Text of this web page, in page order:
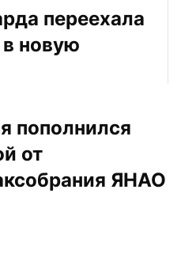
переехала
новую
пополнился
от
ЯНАО